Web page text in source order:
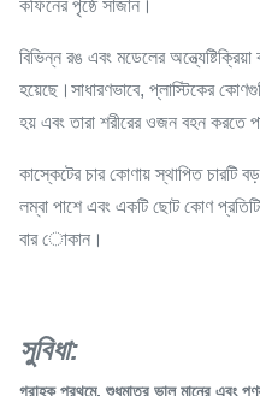
কফিনের পৃষ্ঠে সাজান।
বিভিন্ন রঙ এবং মডেলের
হয়েছে।সাধারণভাবে, প্লাস্টিকের
হয় এবং তারা শরীরের ওজন বহন করতে
কাস্কেটের চার কোণায় স্থাপিত চারটি
লম্বা পাশে এবং একটি ছোট কোণ
বার োকান।
সুবিধা:
গ্রাহক প্রথমে, শুধুমাত্র ভাল মানের এবং